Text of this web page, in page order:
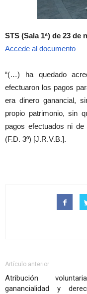
STS (Sala 1ª) de 23 de
Accede al documento
“(…) ha quedado
efectuaron los pagos
era dinero ganancial,
propio patrimonio, sin
pagos efectuados ni de
(F.D. 3º) [J.R.V.B.].
Artículo anterior
Atribución
ganancialidad y